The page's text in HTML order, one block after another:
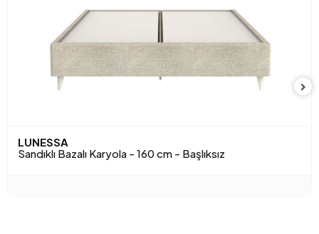
Anarenk
Kumaş Rengi Gri
LUNESSA
Sandıklı Bazalı Karyola - 160 cm - Başlıksız